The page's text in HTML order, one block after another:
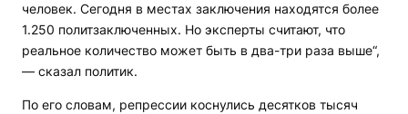
человек. Сегодня в местах заключения находятся более
1.250 политзаключенных. Но эксперты считают, что
реальное количество может быть в два-три раза выше“,
— сказал политик.
По его словам, репрессии коснулись десятков тысяч